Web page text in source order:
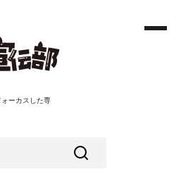
ーカスした専